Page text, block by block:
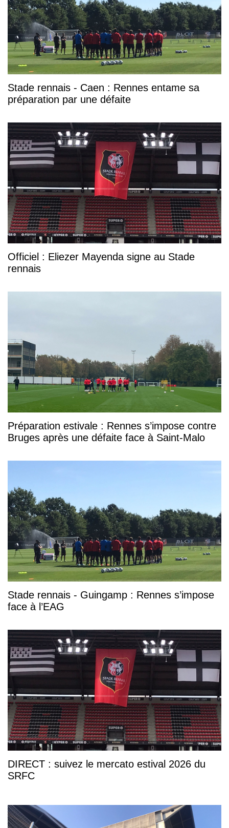
Stade rennais - Caen : Rennes entame sa
préparation par une défaite
Officiel : Eliezer Mayenda signe au Stade
rennais
Préparation estivale : Rennes s’impose contre
Bruges après une défaite face à Saint-Malo
Stade rennais - Guingamp : Rennes s’impose
face à l’EAG
DIRECT : suivez le mercato estival 2026 du
SRFC